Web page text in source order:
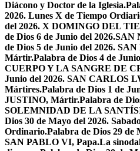
Diácono y Doctor de la Iglesia.
2026. Lunes X de Tiempo
del 2026. X DOMINGO DEL
de Dios 6 de Junio del
de Dios 5 de Junio del 2026.
Mártir.Palabra de Dios 4 de
CUERPO Y LA SANGRE DE
Junio del 2026. SAN CARLOS
Mártires.Palabra de Dios 1 de
JUSTINO, Mártir.Palabra de
SOLEMNIDAD DE LA
Dios 30 de Mayo del 2026.
Ordinario.Palabra de Dios 29 de
SAN PABLO VI, Papa.La